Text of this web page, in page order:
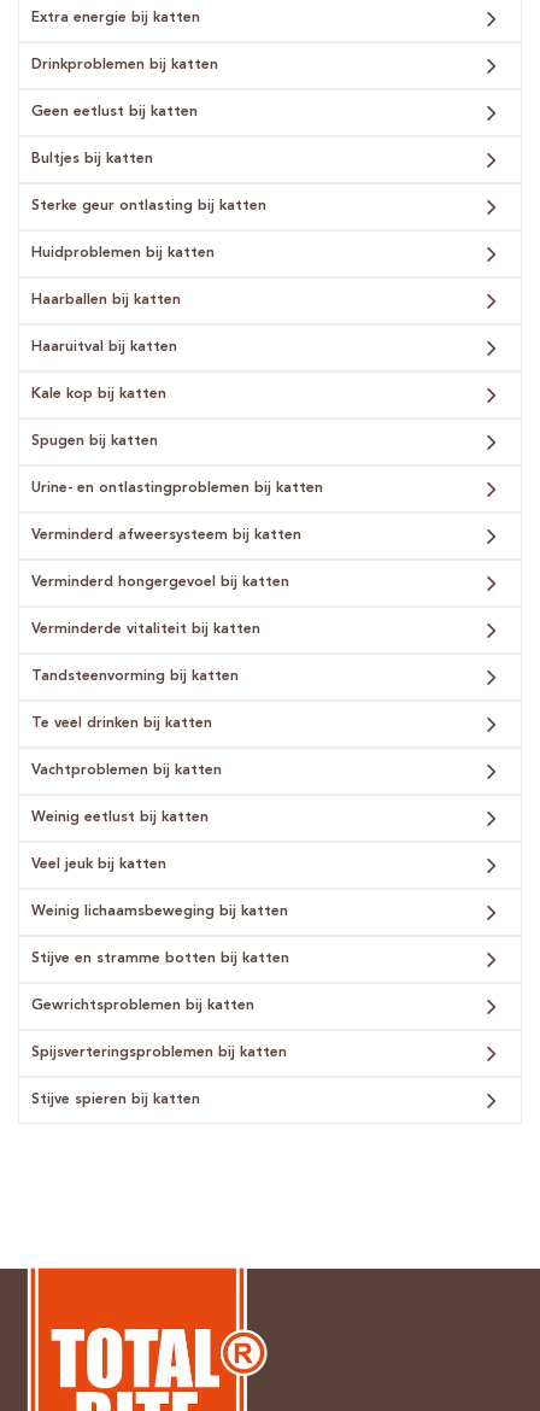
Extra energie bij katten
Drinkproblemen bij katten
Geen eetlust bij katten
Bultjes bij katten
Sterke geur ontlasting bij katten
Huidproblemen bij katten
Haarballen bij katten
Haaruitval bij katten
Kale kop bij katten
Spugen bij katten
Urine- en ontlastingproblemen bij katten
Verminderd afweersysteem bij katten
Verminderd hongergevoel bij katten
Verminderde vitaliteit bij katten
Tandsteenvorming bij katten
Te veel drinken bij katten
Vachtproblemen bij katten
Weinig eetlust bij katten
Veel jeuk bij katten
Weinig lichaamsbeweging bij katten
Stijve en stramme botten bij katten
Gewrichtsproblemen bij katten
Spijsverteringsproblemen bij katten
Stijve spieren bij katten